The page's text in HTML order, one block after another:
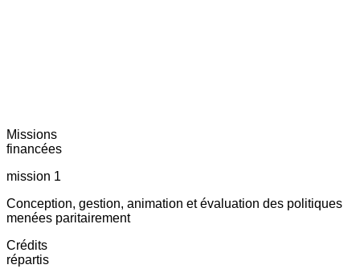
Missions
financées
mission 1
Conception, gestion, animation et évaluation des politiques
menées paritairement
Crédits
répartis